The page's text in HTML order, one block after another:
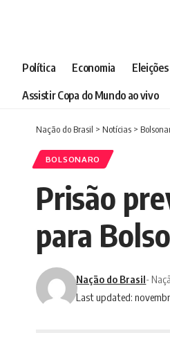
Política Economia Eleições
Assistir Copa do Mundo ao vivo
Nação do Brasil > Notícias >
BOLSONARO
Prisão
para
Last updated:
Nação do Brasil-